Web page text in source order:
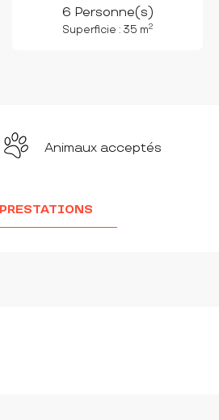
6 Personne(s)
Superficie : 35 m2
Animaux acceptés